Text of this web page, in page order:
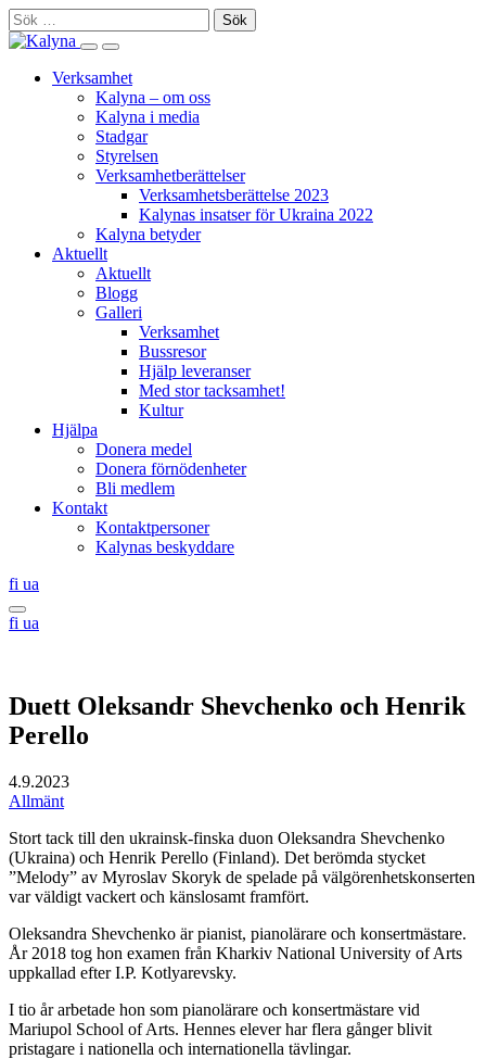
Skip
to
content
Sök
efter:
Search
site
Primary
Menu
Verksamhet
Kalyna – om oss
Kalyna i media
Stadgar
Styrelsen
Verksamhetberättelser
Verksamhetsberättelse 2023
Kalynas insatser för Ukraina 2022
Kalyna betyder
Aktuellt
Aktuellt
Blogg
Galleri
Verksamhet
Bussresor
Hjälp leveranser
Med stor tacksamhet!
Kultur
Hjälpa
Donera medel
Donera förnödenheter
Bli medlem
Kontakt
Kontaktpersoner
Kalynas beskyddare
fi Suomi
ua
Search
this
fi Suomi
ua
Duett Oleksandr Shevchenko och Henrik
Perello
4.9.2023
Allmänt
Stort tack till den ukrainsk-finska duon Oleksandra Shevchenko
(Ukraina) och Henrik Perello (Finland). Det berömda stycket
”Melody” av Myroslav Skoryk de spelade på välgörenhetskonserten
var väldigt vackert och känslosamt framfört.
Oleksandra Shevchenko är pianist, pianolärare och konsertmästare.
År 2018 tog hon examen från Kharkiv National University of Arts
uppkallad efter I.P. Kotlyarevsky.
I tio år arbetade hon som pianolärare och konsertmästare vid
Mariupol School of Arts. Hennes elever har flera gånger blivit
pristagare i nationella och internationella tävlingar.